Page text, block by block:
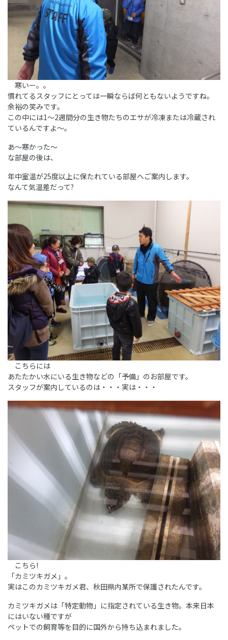
寒いー。。
慣れてるスタッフにとっては一瞬ならば何ともないようですね。
余裕の笑みです。
この中には1～2週間分の生き物たちのエサが冷凍または冷蔵され
ているんですよ～。
あ～寒かった～
な部屋の後は、
年中室温が25度以上に保たれている部屋へご案内します。
なんて気温差だって?
こちらには
あたたかい水にいる生き物などの「予備」のお部屋です。
スタッフが案内しているのは・・・実は・・・
こちら!
「カミツキガメ」。
実はこのカミツキガメ君、秋田県内某所で保護されたんです。
カミツキガメは「特定動物」に指定されている生き物。本来日本
にはいない種ですが
ペットでの飼育等を目的に国外から持ち込まれました。